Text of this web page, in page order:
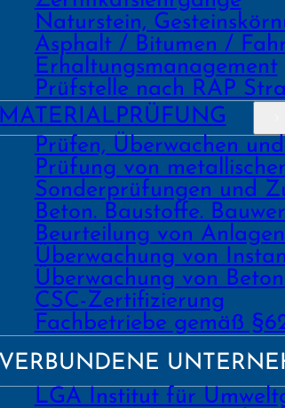
Natur­stein,
Asphalt / Bitumen /
Erhaltungs­manage­ment
Prüf­stelle nach RAP Stra
Prüfen, Überwachen
Prüfung von
Sonder­prüfungen und
Beton. Bau­stoffe.
Beurtei­lung von
Über­wachung von
Über­wachung von
CSC-Zertifizierung
Fach­­betriebe gemäß
LGA Institut für